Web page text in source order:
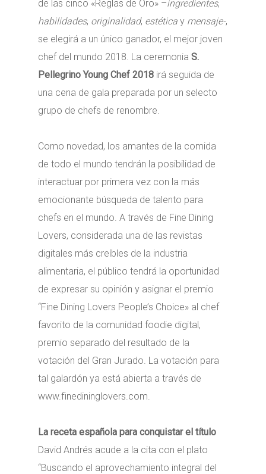
de las cinco «Reglas de Oro» –ingredientes,
habilidades, originalidad, estética y mensaje-,
se elegirá a un único ganador, el mejor joven
chef del mundo 2018. La ceremonia S.
Pellegrino Young Chef 2018 irá seguida de
una cena de gala preparada por un selecto
grupo de chefs de renombre.
Como novedad, los amantes de la comida
de todo el mundo tendrán la posibilidad de
interactuar por primera vez con la más
emocionante búsqueda de talento para
chefs en el mundo. A través de Fine Dining
Lovers, considerada una de las revistas
digitales más creíbles de la industria
alimentaria, el público tendrá la oportunidad
de expresar su opinión y asignar el premio
“Fine Dining Lovers People’s Choice» al chef
favorito de la comunidad foodie digital,
premio separado del resultado de la
votación del Gran Jurado. La votación para
tal galardón ya está abierta a través de
www.finedininglovers.com.
La receta española para conquistar el título
David Andrés acude a la cita con el plato
“Buscando el aprovechamiento integral del